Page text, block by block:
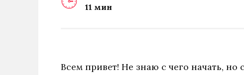
11 мин
Всем привет! Не знаю с чего начать,